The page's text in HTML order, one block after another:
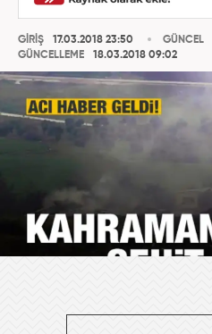
GİRİŞ
17.03.2018 23:50
GÜNCELLEME
18.03.2018 09:02
GÜNCEL